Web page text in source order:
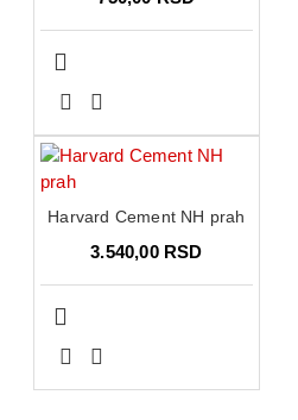
Harvard Cement NH prah
3.540,00 RSD